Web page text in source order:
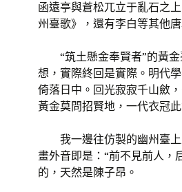
函遠亭與蒼松兀立于亂石之
州臺歌》，還有李白等其他
“筑土懸金奉賢者”的黃
想，實際終回是實際。明代
倚落日中。回光寂寂千山斂
黃金莫問招賢地，一代衣冠
我一邊往仿製的幽州臺
畫外音即是：“前不見前人，
的，天然是陳子昂。